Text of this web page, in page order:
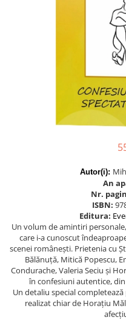
Jurnale/Memorii
Psihologie
Sociologie
Spiritualitate/Ezoterism
Sport
Autor(i):
An
Nr.
ISBN:
Editura:
Un volum de amintiri
care i‑a cunoscut
scenei românești. Prietenia cu
Bălănuță, Mitică Popescu,
Condurache, Valeria Seciu și
în confesiuni autentice,
Un detaliu special
realizat chiar de Horațiu